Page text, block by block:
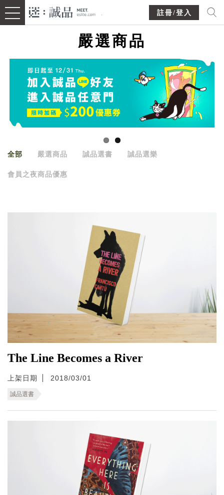
註冊/登入
嚴選商品
全部 嚴選商品 誠品選書 誠品選樂
會員之夜商品優惠
The Line Becomes a River
上架日期 2018/03/01
誠品選書